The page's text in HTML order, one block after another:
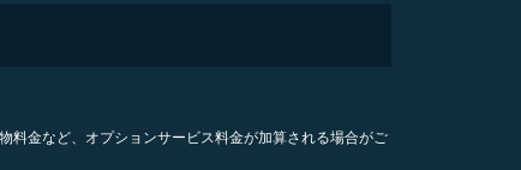
金など、オプションサービス料金が加算される場合がご